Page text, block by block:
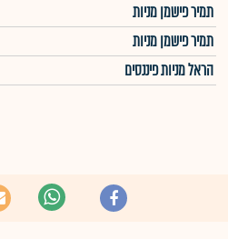
תמיר פישמן מניות
תמיר פישמן מניות
הראל מניות פיננסים